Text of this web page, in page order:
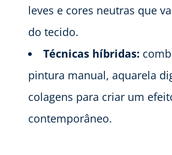
leves e cores neutras que
do tecido.
Técnicas híbridas:
pintura manual, aquarela
colagens para criar um
contemporâneo.